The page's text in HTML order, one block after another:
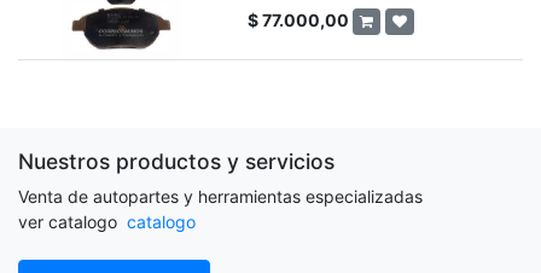
$77.000,00
Nuestros productos y servicios
Venta de autopartes y herramientas especializadas
ver catalogo catalogo